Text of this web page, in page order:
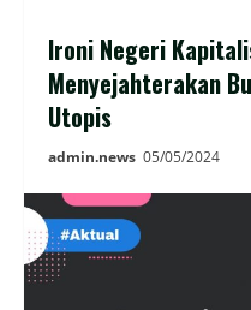
Ironi Negeri
Menyejahterakan
Utopis
admin.news 05/05/2024